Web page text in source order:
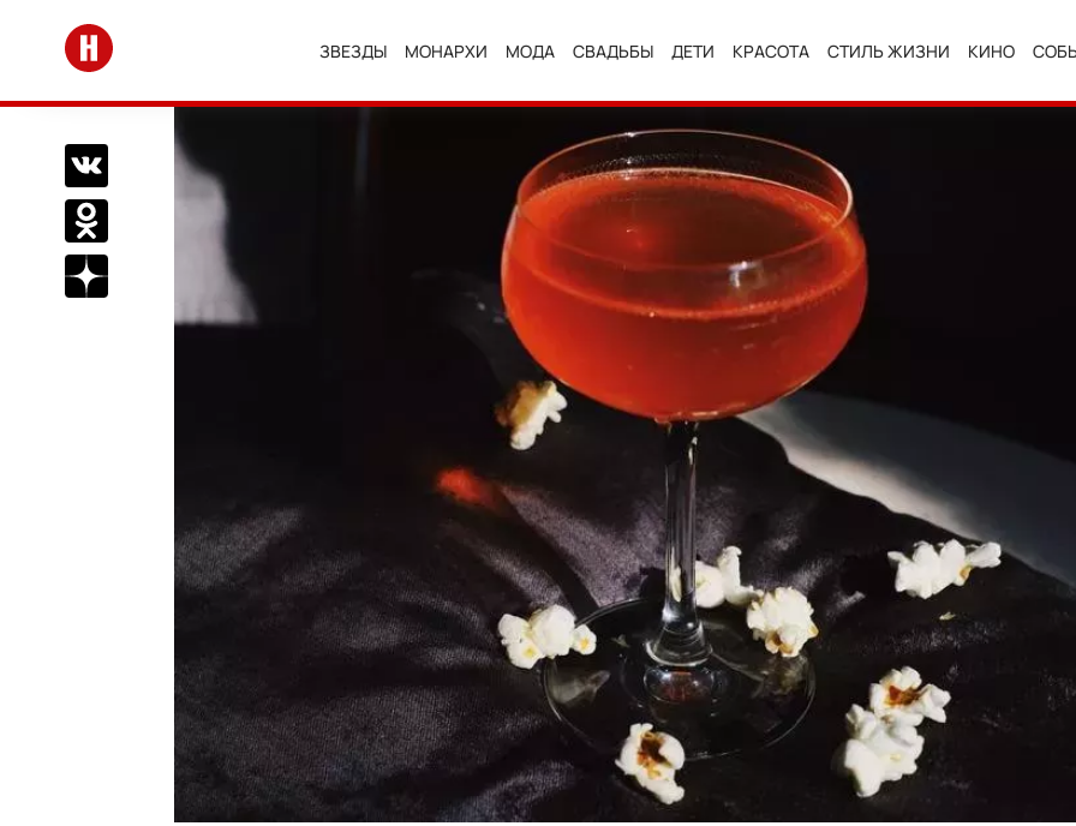
Перейти на главную
ЗВЕЗДЫ МОНАРХИ МОДА СВАДЬБЫ ДЕТИ КРАСОТА СТИЛЬ ЖИЗНИ КИНО
Поделиться Вконтакте
Поделиться в Одноклассниках
Подписаться на нас в Дзен